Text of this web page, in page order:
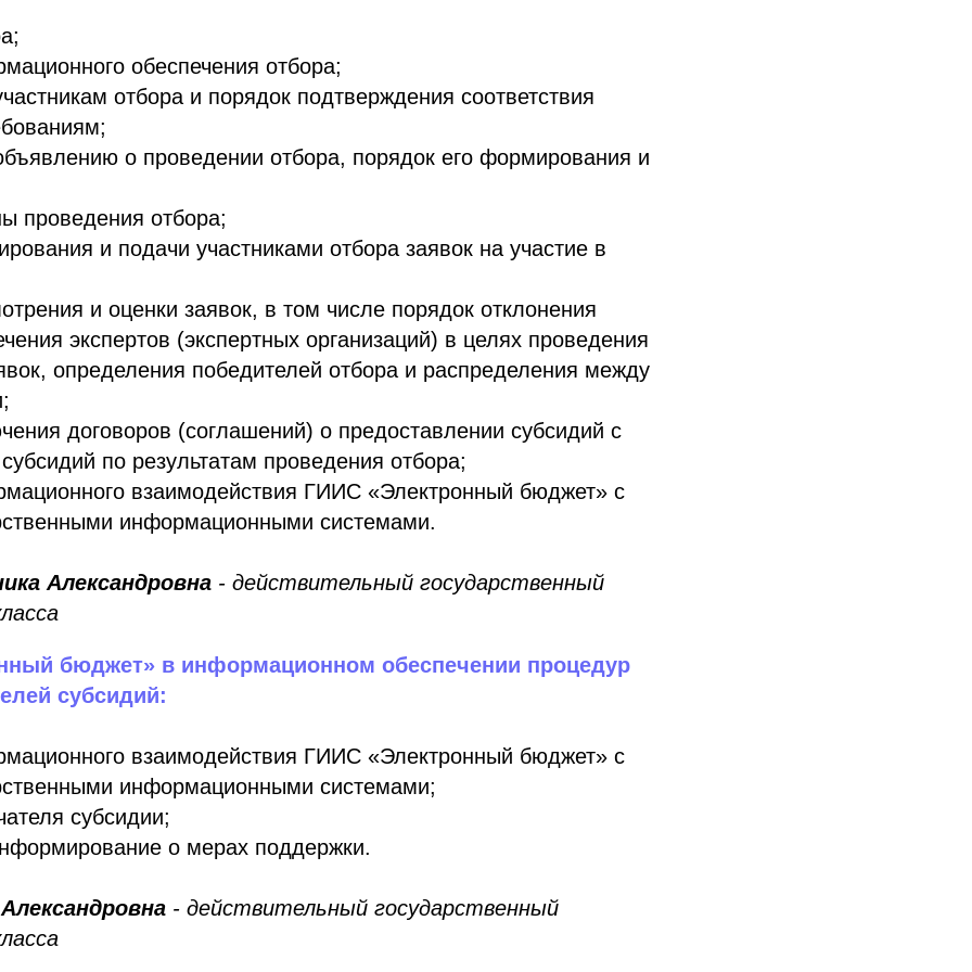
обеспечения отбора;
отбора и порядок подтверждения соответствия
о проведении отбора, порядок его формирования и
проведения отбора;
и подачи участниками отбора заявок на участие в
и оценки заявок, в том числе порядок отклонения
экспертов (экспертных организаций) в целях проведения
определения победителей отбора и распределения между
договоров (соглашений) о предоставлении субсидий с
по результатам проведения отбора;
взаимодействия ГИИС «Электронный бюджет» с
информационными системами.
Александровна - действительный государственный
бюджет» в информационном обеспечении процедур
субсидий:
взаимодействия ГИИС «Электронный бюджет» с
информационными системами;
субсидии;
о мерах поддержки.
- действительный государственный